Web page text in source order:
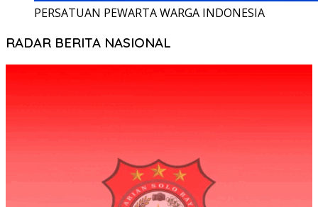
PERSATUAN PEWARTA WARGA INDONESIA
RADAR BERITA NASIONAL